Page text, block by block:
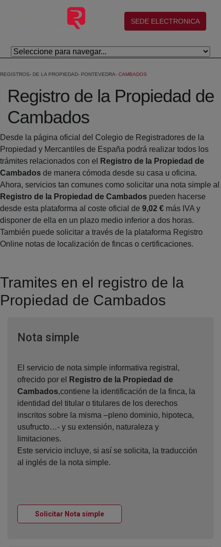
Eduki nagusira joan
(abre en nueva ventana)
SEDE ELECTRONICA
REGISTROS DE LA PROPIEDAD PONTEVEDRA CAMBADOS
Registro de la Propiedad de
Cambados
Desde la página oficial del Colegio de Registradores de la
Propiedad y Mercantiles de España podrá realizar todos los
trámites relacionados con el
Registro de la Propiedad de
Cambados de manera cómoda desde su casa u oficina.
Ahora, servicios tan comunes como solicitar una nota simple al
Registro de la Propiedad de Cambados pueden hacerse
desde esta plataforma al coste oficial de 9,02 € más IVA y
disponer de ella en un plazo medio inferior a dos horas.
También puede solicitar a través de la plataforma Registro
Online notas de localización de fincas o certificaciones.
Tramites en el registro de la
Propiedad de Cambados
Nota simpleVentana nueva
El servicio de nota simple informativa registral,
ofrecido por el
Registro de la Propiedad de
Cambados,contiene la identificación de la finca, la
identidad del titular o titulares de los derechos
inscritos sobre la misma –pleno dominio, hipoteca,
usufructo…- y su extensión, naturaleza y
limitaciones.
Este servicio incluye, si así se solicita, la traducción
al inglés de la nota simple.
Solicitar Nota simpleVentana nueva